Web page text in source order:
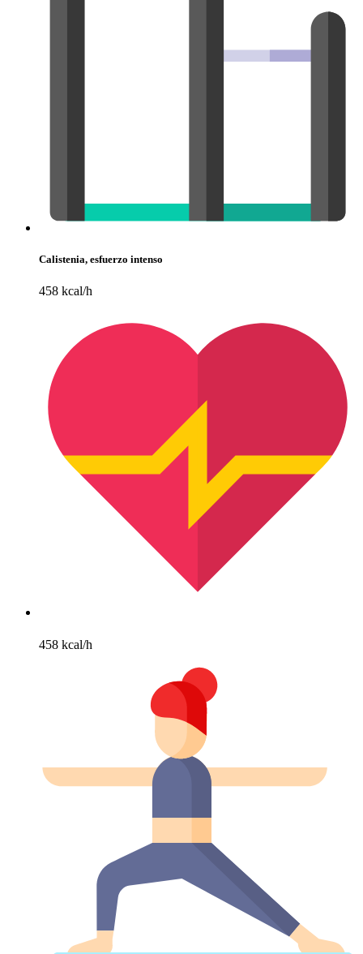
Calistenia, esfuerzo intenso
458 kcal/h
458 kcal/h